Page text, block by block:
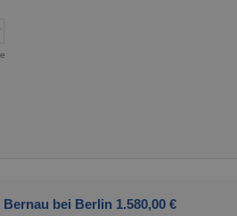
bei Berlin 1.580,00 €